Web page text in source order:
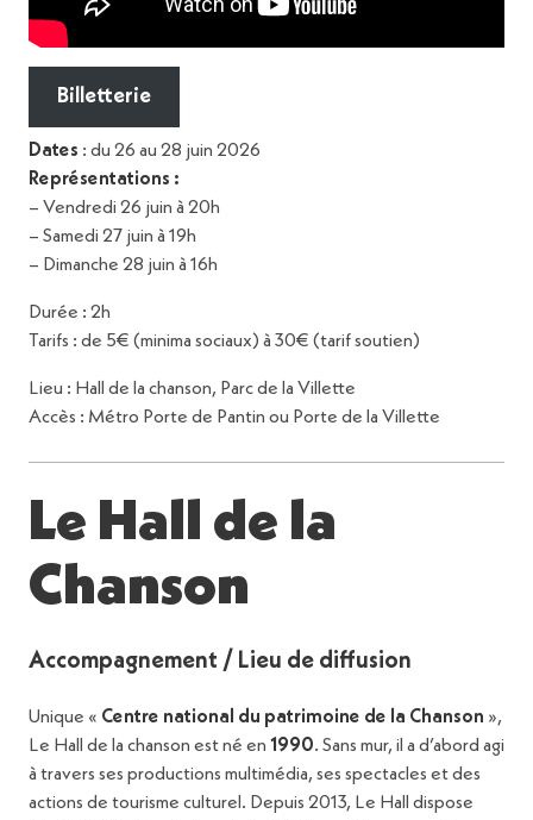
Billetterie
Dates : du 26 au 28 juin 2026
Représentations :
– Vendredi 26 juin à 20h
– Samedi 27 juin à 19h
– Dimanche 28 juin à 16h
Durée : 2h
Tarifs : de 5€ (minima sociaux) à 30€ (tarif soutien)
Lieu : Hall de la chanson, Parc de la Villette
Accès : Métro Porte de Pantin ou Porte de la Villette
Le Hall de la
Chanson
Accompagnement / Lieu de diffusion
Unique « Centre national du patrimoine de la Chanson »,
Le Hall de la chanson est né en 1990. Sans mur, il a d’abord agi
à travers ses productions multimédia, ses spectacles et des
actions de tourisme culturel. Depuis 2013, Le Hall dispose